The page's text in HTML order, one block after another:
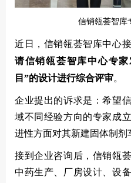
信销瓴荟智库
近日，信销瓴荟智库中心
请信销瓴荟智库中心专家
目”的设计进行综合评审。
企业提出的诉求是：希望
域不同经验方向的专家成
进性方面对其新建固体制剂
接到企业咨询后，信销瓴
中药生产、厂房设计、设